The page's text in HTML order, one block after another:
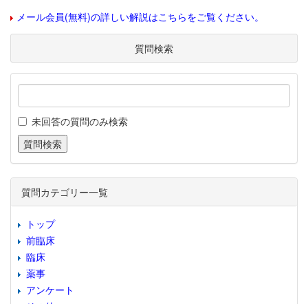
メール会員(無料)の詳しい解説はこちらをご覧ください。
質問検索
未回答の質問のみ検索
質問カテゴリー一覧
トップ
前臨床
臨床
薬事
アンケート